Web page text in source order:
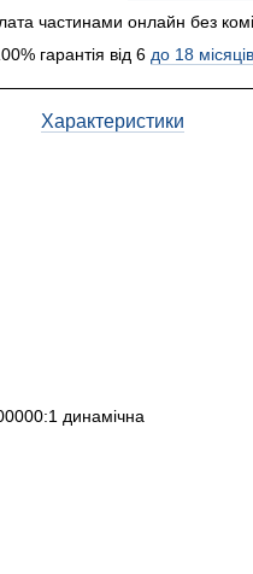
частинами онлайн без
гарантія від 6 до 18 місяців
Характеристики
динамічна